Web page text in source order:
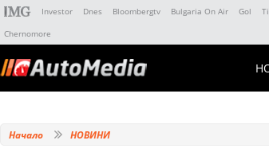
Investor Dnes Bloombergtv Bulgaria On Air Gol
Chernomore
Начало НОВИНИ